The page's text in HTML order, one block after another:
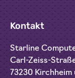
Kontakt
Starline
Carl-Zeiss-
73230 Kirchheim